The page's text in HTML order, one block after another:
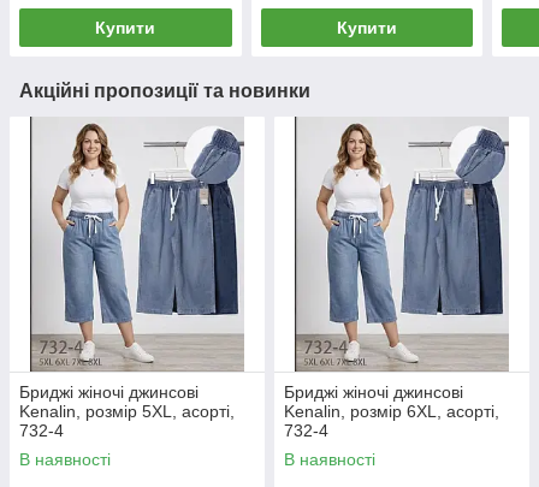
Купити Купити
Акційні пропозиції та новинки
Бриджі жіночі джинсові
Kenalin, розмір 5XL, асорті,
732-4
В наявності
Бриджі жіночі джинсові
Kenalin, розмір 6XL, асорті,
732-4
В наявності